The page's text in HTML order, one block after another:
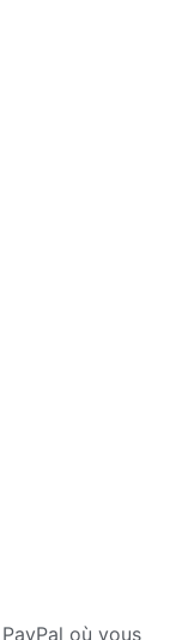
où vous